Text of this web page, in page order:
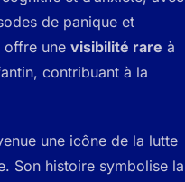
de panique et
offre une visibilité rare à
contribuant à la
une icône de la lutte
Son histoire symbolise la